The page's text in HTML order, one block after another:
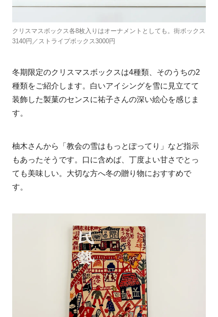
クリスマスボックス各8枚入りはオーナメントとしても。街ボックス
3140円／ストライプボックス3000円
冬期限定のクリスマスボックスは4種類、そのうちの2
種類をご紹介します。白いアイシングを雪に見立てて
装飾した製菓のセンスに祐子さんの深い絵心を感じま
す。
柚木さんから「教会の雪はもっとぽってり」など指示
もあったそうです。口に含めば、丁度よい甘さでとっ
ても美味しい。大切な方へ冬の贈り物におすすめで
す。